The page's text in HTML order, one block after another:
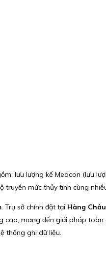
lưu lượng kế Meacon (lưu
mức thủy tĩnh cùng
. Trụ sở chính đặt tại Hàng
mang đến giải pháp
thống ghi dữ liệu.